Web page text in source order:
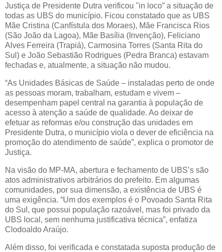
Justiça de Presidente Dutra verificou "in loco” a situação de
todas as UBS do município. Ficou constatado que as UBS
Mãe Cristina (Canfístula dos Moraes), Mãe Francisca Rios
(São João da Lagoa), Mãe Basília (Invenção), Feliciano
Alves Ferreira (Trapiá), Carmosina Torres (Santa Rita do
Sul) e João Sebastião Rodrigues (Pedra Branca) estavam
fechadas e, atualmente, a situação não mudou.
“As Unidades Básicas de Saúde – instaladas perto de onde
as pessoas moram, trabalham, estudam e vivem –
desempenham papel central na garantia à população de
acesso à atenção a saúde de qualidade. Ao deixar de
efetuar as reformas e/ou construção das unidades em
Presidente Dutra, o município viola o dever de eficiência na
promoção do atendimento de saúde”, explica o promotor de
Justiça.
Na visão do MP-MA, abertura e fechamento de UBS’s são
atos administrativos arbitrários do prefeito. Em algumas
comunidades, por sua dimensão, a existência de UBS é
uma exigência. “Um dos exemplos é o Povoado Santa Rita
do Sul, que possui população razoável, mas foi privado da
UBS local, sem nenhuma justificativa técnica”, enfatiza
Clodoaldo Araújo.
Além disso, foi verificada e constatada suposta produção de